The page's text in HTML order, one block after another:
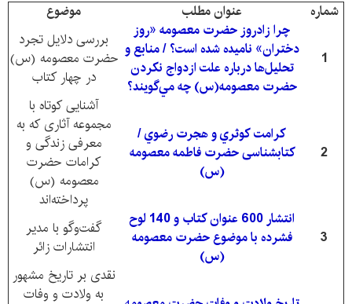
شماره عنوان مطلب موضوع
1
چرا زادروز حضرت معصومه «روز
دختران» ناميده شده است؟ / منابع و
تحليل‌ها درباره علت ازدواج نکردن
حضرت معصومه(س) چه مي‌گويند؟
بررسی دلایل تجرد
حضرت معصومه (س)
در چهار کتاب
2
كرامت كوثري و هجرت رضوي /
کتابشناسی حضرت فاطمه معصومه
(س)
آشنایی کوتاه با
مجموعه آثاری که به
معرفی زندگی و
کرامات حضرت
معصومه (س)
پرداخته‌اند
3
انتشار 600 عنوان کتاب و 140 لوح
فشرده با موضوع حضرت معصومه
(س)
گفت‌وگو با مدیر
انتشارات زائر
نقدی بر تاریخ مشهور
به ولادت و وفات